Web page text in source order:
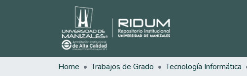
Home Trabajos de Grado Tecnología Informática